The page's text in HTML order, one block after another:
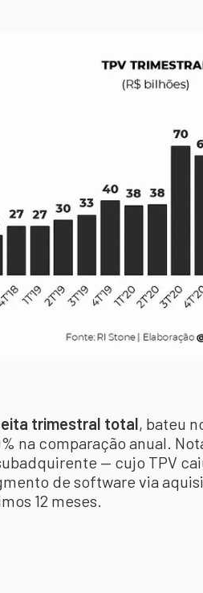
trimestral total, bateu
na comparação anual.
— cujo TPV
de software via
12 meses.